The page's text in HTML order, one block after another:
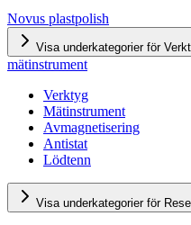
Novus plastpolish
Visa underkategorier för
mätinstrument
Verktyg
Mätinstrument
Avmagnetisering
Antistat
Lödtenn
Visa underkategorier för